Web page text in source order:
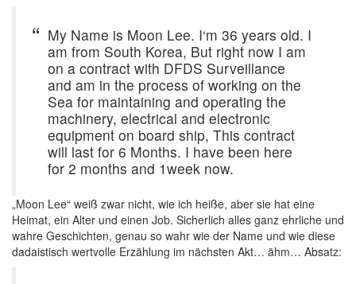
My Name is Moon Lee. I‘m 36 years old. I
am from South Korea, But right now I am
on a contract with DFDS Surveillance
and am in the process of working on the
Sea for maintaining and operating the
machinery, electrical and electronic
equipment on board ship, This contract
will last for 6 Months. I have been here
for 2 months and 1week now.
„Moon Lee“ weiß zwar nicht, wie ich heiße, aber sie hat eine
Heimat, ein Alter und einen Job. Sicherlich alles ganz ehrliche und
wahre Geschichten, genau so wahr wie der Name und wie diese
dadaistisch wertvolle Erzählung im nächsten Akt… ähm… Absatz: